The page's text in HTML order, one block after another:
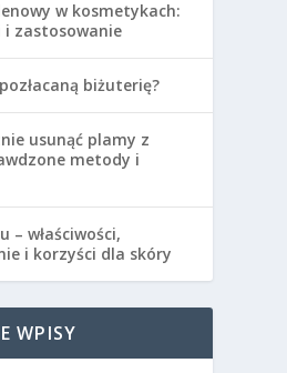
w kosmetykach:
i zastosowanie
biżuterię?
usunąć plamy z
metody i
– właściwości,
i korzyści dla skóry
WPISY